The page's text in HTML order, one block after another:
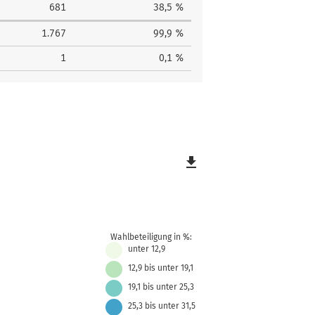
681 38,5 %
1.767 99,9 %
1 0,1 %
Wahlbeteiligung in %:
unter 12,9
12,9 bis unter 19,1
19,1 bis unter 25,3
25,3 bis unter 31,5
file_download